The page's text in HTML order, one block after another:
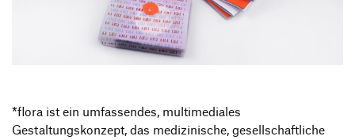
Transfer und Kooperation
Produktgestaltung B.A.
Strategische Gestaltung M.A.
*flora ist ein umfassendes, multimediales
Gestaltungskonzept, das medizinische, gesellschaftliche